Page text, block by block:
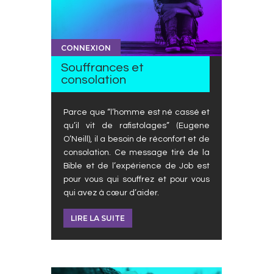
CONNEXION
Souffrances et
consolation
Parce que “l’homme est né cassé et
qu’il vit de rafistolages” (Eugene
O’Neill), il a besoin de réconfort et de
consolation. Ce message tiré de la
Bible et de l’expérience de Job est
pour vous qui souffrez et pour vous
qui avez à cœur d’aider.
LIRE LA SUITE